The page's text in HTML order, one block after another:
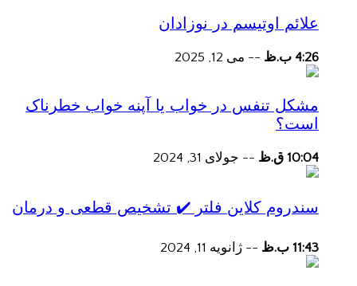
علائم اوتیسم در نوزادان
4:26 ب.ظ -- می 12, 2025
مشکل تنفس در خواب یا آپنه خواب خطرناک
است؟
10:04 ق.ظ -- جولای 31, 2024
سندروم کلاین فلتر ✔️ تشخیص قطعی و درمان
11:43 ب.ظ -- ژانویه 11, 2024